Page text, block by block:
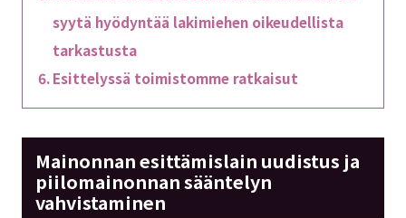
syytä hyödyntää lakimiehen oikeudellista
tarkastusta
Esittelyssä toimistomme ratkaisut
Mainonnan esittämislain uudistus ja
piilomainonnan sääntelyn
vahvistaminen